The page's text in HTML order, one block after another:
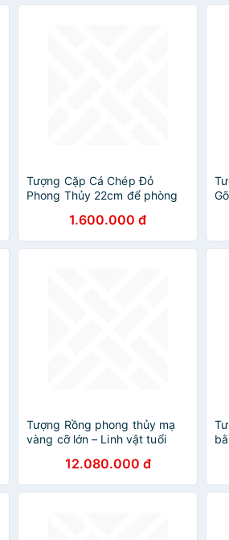
Tượng Cặp Cá Chép Đỏ
Phong Thủy 22cm để phòng
lộc hợp anh chị mệnh hoả
mệnh thổ ạ
1.600.000 đ
Tượng Rồng phong thủy mạ
vàng cỡ lớn – Linh vật tuổi
12.080.000 đ